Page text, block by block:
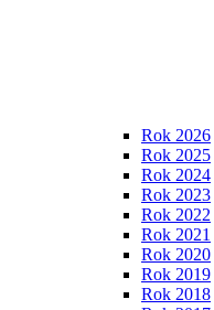
Rok 2026
Rok 2025
Rok 2024
Rok 2023
Rok 2022
Rok 2021
Rok 2020
Rok 2019
Rok 2018